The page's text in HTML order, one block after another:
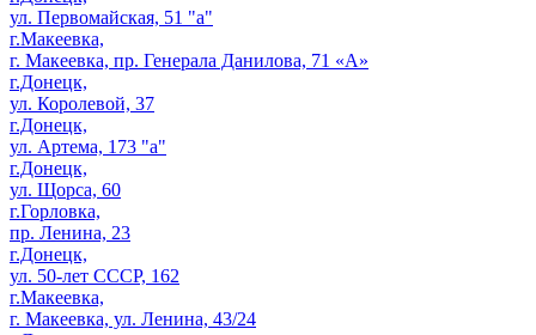
ул. Первомайская, 51 "а"
г.Макеевка,
г. Макеевка, пр. Генерала Данилова, 71 «А»
г.Донецк,
ул. Королевой, 37
г.Донецк,
ул. Артема, 173 "а"
г.Донецк,
ул. Щорса, 60
г.Горловка,
пр. Ленина, 23
г.Донецк,
ул. 50-лет СССР, 162
г.Макеевка,
г. Макеевка, ул. Ленина, 43/24